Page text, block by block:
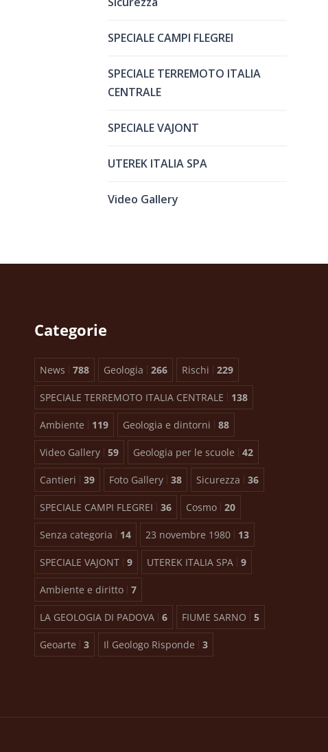
SPECIALE CAMPI FLEGREI
SPECIALE TERREMOTO ITALIA
CENTRALE
SPECIALE VAJONT
UTEREK ITALIA SPA
Video Gallery
Categorie
News 788 Geologia 266 Rischi 229
SPECIALE TERREMOTO ITALIA CENTRALE 138
Ambiente 119 Geologia e dintorni 88
Video Gallery 59 Geologia per le scuole 42
Cantieri 39 Foto Gallery 38 Sicurezza 36
SPECIALE CAMPI FLEGREI 36 Cosmo 20
Senza categoria 14 23 novembre 1980 13
SPECIALE VAJONT 9 UTEREK ITALIA SPA 9
Ambiente e diritto 7
LA GEOLOGIA DI PADOVA 6 FIUME SARNO 5
Geoarte 3 Il Geologo Risponde 3